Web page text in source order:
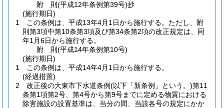
附 則(平成12年条例第39号)抄
(施行期日)
1
この条例は、平成13年4月1日から施行する。 ただし、附
則第3項中第10条第3項及び第34条第2項の改正規定は、同
年1月6日から施行する。
附 則(平成14年条例第10号)
(施行期日)
1
この条例は、平成14年4月1日から施行する。
(経過措置)
2
改正後の大東市下水道条例(以下「新条例」という。)第11
条第1項第2号、第4号から第9号までに定める物質における
除害施設の設置基準は、当分の間、当該各号の規定にかか